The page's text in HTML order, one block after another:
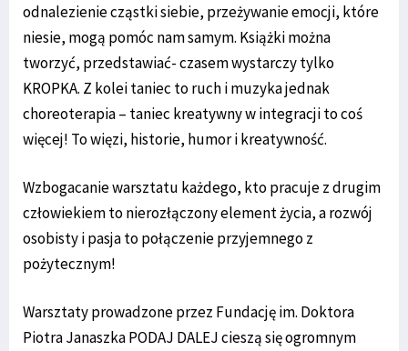
odnalezienie cząstki siebie, przeżywanie emocji, które
niesie, mogą pomóc nam samym. Książki można
tworzyć, przedstawiać- czasem wystarczy tylko
KROPKA. Z kolei taniec to ruch i muzyka jednak
choreoterapia – taniec kreatywny w integracji to coś
więcej! To więzi, historie, humor i kreatywność.
Wzbogacanie warsztatu każdego, kto pracuje z drugim
człowiekiem to nierozłączony element życia, a rozwój
osobisty i pasja to połączenie przyjemnego z
pożytecznym!
Warsztaty prowadzone przez Fundację im. Doktora
Piotra Janaszka PODAJ DALEJ cieszą się ogromnym